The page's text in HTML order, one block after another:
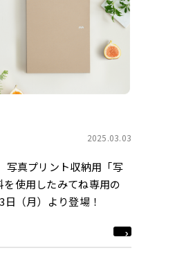
2025.03.03
写真プリント収納用「写
使用したみてね専用の
日（月）より登場！